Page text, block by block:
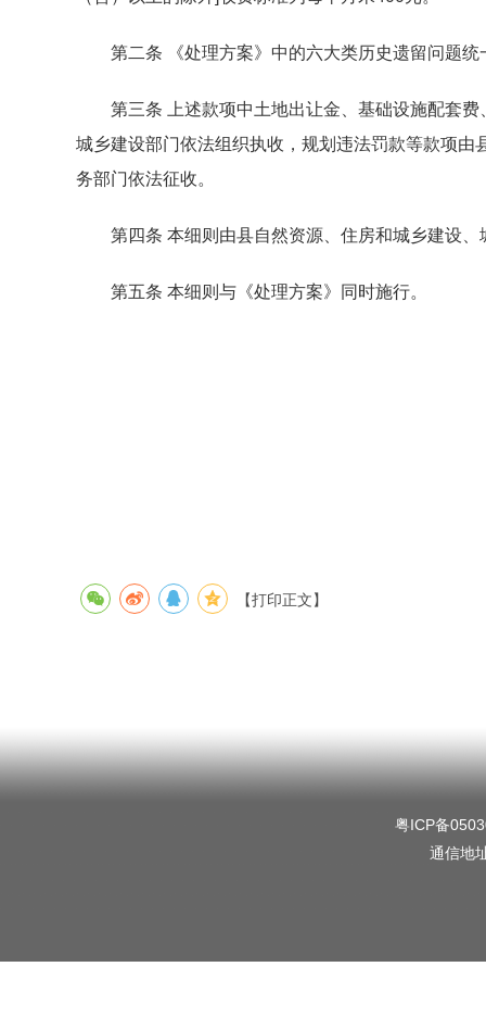
第二条 《处理方案》中的六大类历史遗留问题统
第三条 上述款项中土地出让金、基础设施配套费
城乡建设部门依法组织执收，规划违法罚款等款项
务部门依法征收。
第四条 本细则由县自然资源、住房和城乡建设、
第五条 本细则与《处理方案》同时施行。
【打印正文】
粤ICP备
通信地